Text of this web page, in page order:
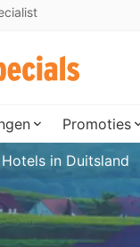
Promoties
Hotels in Duitsland